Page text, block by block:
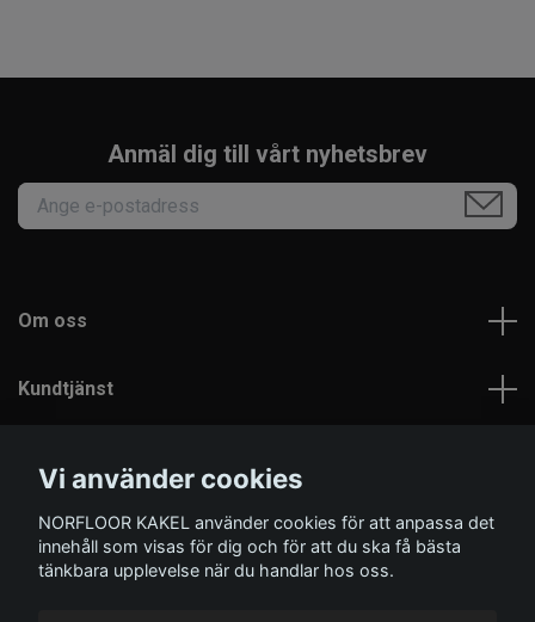
Anmäl dig till vårt nyhetsbrev
Om oss
Kundtjänst
Sociala medier
Vi använder cookies
NORFLOOR KAKEL använder cookies för att anpassa det
innehåll som visas för dig och för att du ska få bästa
tänkbara upplevelse när du handlar hos oss.